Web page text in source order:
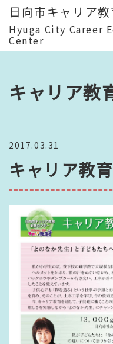
日向市キャリア
Hyuga City Career
Center
キャリア教
2017.03.31
キャリア教